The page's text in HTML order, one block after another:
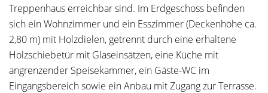
Treppenhaus erreichbar sind. Im Erdgeschoss befinden
sich ein Wohnzimmer und ein Esszimmer (Deckenhöhe ca.
2,80 m) mit Holzdielen, getrennt durch eine erhaltene
Holzschiebetür mit Glaseinsätzen, eine Küche mit
angrenzender Speisekammer, ein Gäste-WC im
Eingangsbereich sowie ein Anbau mit Zugang zur Terrasse.